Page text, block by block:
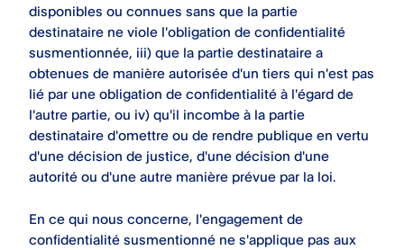
disponibles ou connues sans que la partie
destinataire ne viole l'obligation de conﬁdentialité
susmentionnée, iii) que la partie destinataire a
obtenues de manière autorisée d'un tiers qui n'est pas
lié par une obligation de conﬁdentialité à l'égard de
l'autre partie, ou iv) qu'il incombe à la partie
destinataire d'omettre ou de rendre publique en vertu
d'une décision de justice, d'une décision d'une
autorité ou d'une autre manière prévue par la loi.
En ce qui nous concerne, l'engagement de
conﬁdentialité susmentionné ne s'applique pas aux